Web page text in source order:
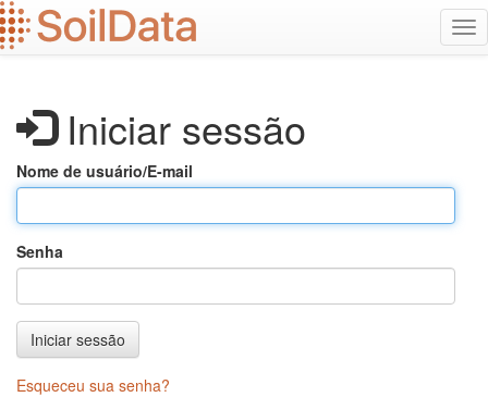
Ir
para
o
Iniciar sessão
Nome de usuário/E-mail
Senha
Iniciar sessão
Esqueceu sua senha?